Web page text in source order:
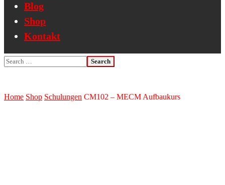
Blog
Shop
Kontakt
Home Shop Schulungen CM102 – MECM Aufbaukurs